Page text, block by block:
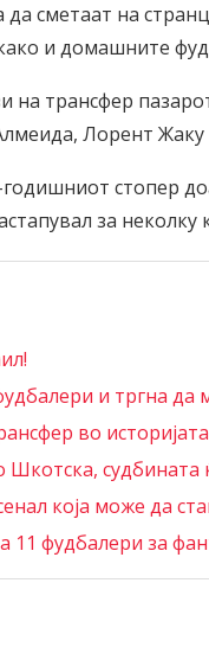
сметаат на
и домашните
трансфер
Лорент
стопер
за неколку
и тргна да
во
судбината
која може да
11 фудбалери за